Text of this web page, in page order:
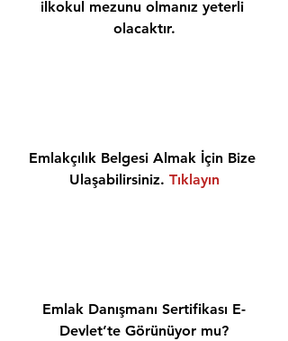
ilkokul mezunu olmanız yeterli
olacaktır.
Emlakçılık Belgesi Almak İçin Bize
Ulaşabilirsiniz. Tıklayın
Emlak Danışmanı Sertifikası E-
Devlet’te Görünüyor mu?